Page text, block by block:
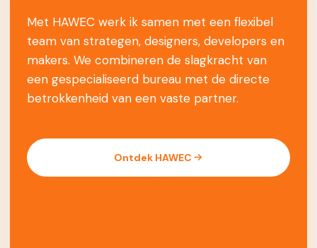
Met HAWEC werk ik samen met een flexibel
team van strategen, designers, developers en
makers. We combineren de slagkracht van
een gespecialiseerd bureau met de directe
betrokkenheid van een vaste partner.
Ontdek HAWEC